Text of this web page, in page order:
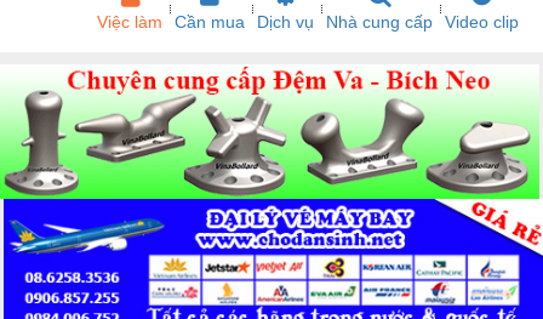
Việc làm Cần mua Dịch vụ Nhà cung cấp Video clip